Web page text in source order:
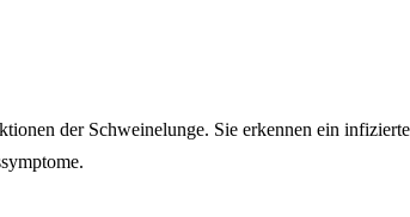
der Schweinelunge. Sie erkennen ein